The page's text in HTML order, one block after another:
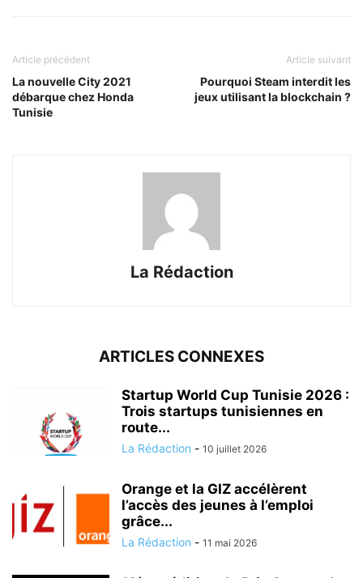
Article précédent
La nouvelle City 2021
débarque chez Honda
Tunisie
Article suivant
Pourquoi Steam interdit les
jeux utilisant la blockchain ?
La Rédaction
ARTICLES CONNEXES
Startup World Cup Tunisie 2026 :
Trois startups tunisiennes en
route...
La Rédaction - 10 juillet 2026
Orange et la GIZ accélèrent
l’accès des jeunes à l’emploi
grâce...
La Rédaction - 11 mai 2026